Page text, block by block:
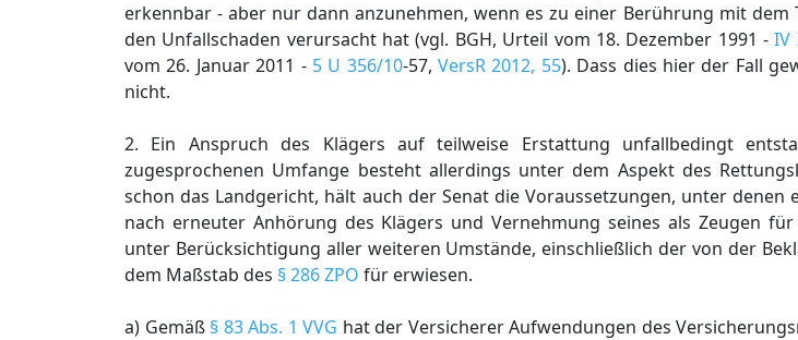
erkennbar - aber nur dann anzunehmen, wenn es zu einer Berührung mit
den Unfallschaden verursacht hat (vgl. BGH, Urteil vom 18. Dezember 1991 -IV
vom 26. Januar 2011 - 5 U 356/10-57,VersR 2012, 55). Dass dies hier der Fall
nicht.
2. Ein Anspruch des Klägers auf teilweise Erstattung unfallbedingt
zugesprochenen Umfange besteht allerdings unter dem Aspekt des
schon das Landgericht, hält auch der Senat die Voraussetzungen, unter
nach erneuter Anhörung des Klägers und Vernehmung seines als Zeugen
unter Berücksichtigung aller weiteren Umstände, einschließlich der von der
dem Maßstab des § 286 ZPO für erwiesen.
a) Gemäß § 83 Abs. 1 VVG hat der Versicherer Aufwendungen des